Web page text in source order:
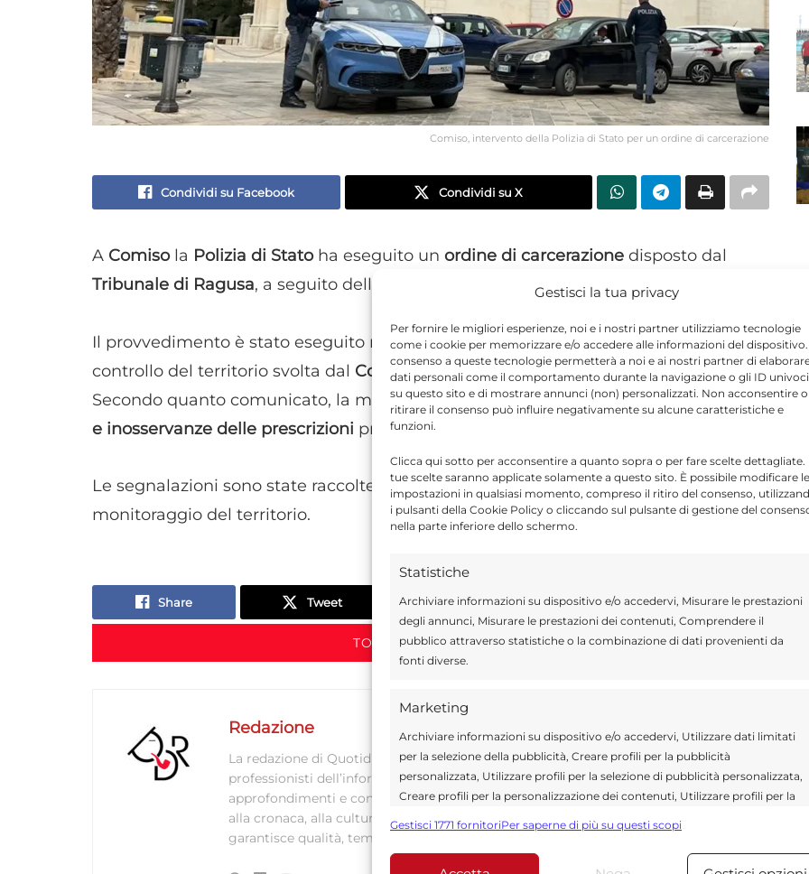
Gestisci la tua privacy
Per fornire le migliori esperienze, noi e i nostri partner utilizziamo tecnologie
come i cookie per memorizzare e/o accedere alle informazioni del
consenso a queste tecnologie permetterà a noi e ai nostri partner di
dati personali come il comportamento durante la navigazione o gli ID univoci
su questo sito e di mostrare annunci (non) personalizzati. Non acconsentire o
ritirare il consenso può influire negativamente su alcune caratteristiche e
funzioni.
Clicca qui sotto per acconsentire a quanto sopra o per fare scelte dettagliate.
tue scelte saranno applicate solamente a questo sito. È possibile modificare le
impostazioni in qualsiasi momento, compreso il ritiro del consenso,
i pulsanti della Cookie Policy o cliccando sul pulsante di gestione del
nella parte inferiore dello schermo.
Statistiche
Archiviare informazioni su dispositivo e/o accedervi, Misurare le prestazioni
degli annunci, Misurare le prestazioni dei contenuti, Comprendere il
pubblico attraverso statistiche o la combinazione di dati provenienti da
fonti diverse.
Marketing
Archiviare informazioni su dispositivo e/o accedervi, Utilizzare dati limitati
per la selezione della pubblicità, Creare profili per la pubblicità
personalizzata, Utilizzare profili per la selezione di pubblicità personalizzata,
Creare profili per la personalizzazione dei contenuti, Utilizzare profili per la
Utilizzare dati limitati per la selezione dei contenuti.
Gestisci 1771 fornitoriPer saperne di più su questi scopi
Comiso, intervento della Polizia di Stato per un ordine di carcerazione
Condividi su Facebook Condividi su X
A Comisola Polizia di Statoha eseguito un ordine di carcerazione disposto dal
Tribunale di Ragusa, a seguito della revoca della misura dell’ affidamento in prova
Il provvedimento è stato eseguito nelle ultime ore nell’ambito dell’attività di
controllo del territorio svolta dal Commissariato di Pubblica Sicurezza di Comiso.
Secondo quanto comunicato, la misura restrittiva è scaturita dareiterate violazioni
e inosservanze delle prescrizioni previste dal regime di affidamento.
Le segnalazioni sono state raccolte nel corso delle attività investigative e di
monitoraggio del territorio.
Share Tweet Send Share
TORNA IN CRONACA
Redazione
La redazione di Quotidianodiragusa.it è composta da giornalisti, collaboratori e
professionisti dell’informazione che ogni giorno lavorano per offrire notizie,
approfondimenti e contenuti accurati dedicati alla Sicilia, all’attualità, alla politica,
alla cronaca, alla cultura e allo sport. Un team dinamico e indipendente che
garantisce qualità, tempestività e affidabilità.